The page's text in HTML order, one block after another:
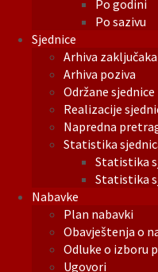
Po godini
Po sazivu
Sjednice
Arhiva zaključaka
Arhiva poziva
Održane sjednice
Realizacije
Napredna
Statistika
Statistika
Statistika
Nabavke
Plan nabavki
Obavještenja o
Odluke o izboru
Ugovori